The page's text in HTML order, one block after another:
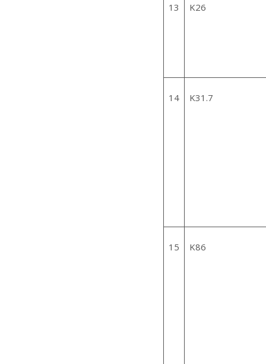
13 K26
14 K31.7
15 K86